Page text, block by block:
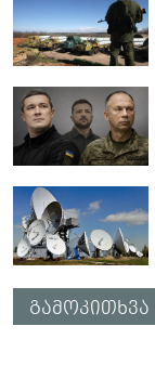
გამოკითხვა